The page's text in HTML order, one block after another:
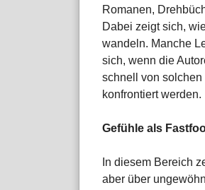
Romanen,
Dabei zeigt sich,
wandeln. Manche
sich, wenn die
schnell von
konfrontiert werden.
Gefühle als
In diesem Bereich
aber über